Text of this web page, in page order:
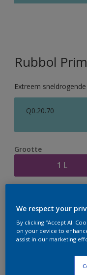
Rubbol
Extreem
Q0.20.70
Grootte
1 L
te bestellen. Houd
er hard aan om de
We respect your
By clicking “Accept All
on your device to
assist in our marketing